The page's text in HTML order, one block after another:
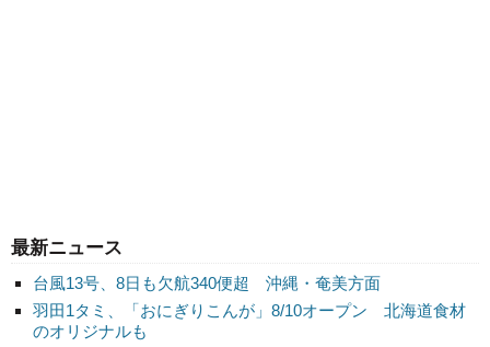
最新ニュース
台風13号、8日も欠航340便超 沖縄・奄美方面
羽田1タミ、「おにぎりこんが」8/10オープン 北海道食材
のオリジナルも